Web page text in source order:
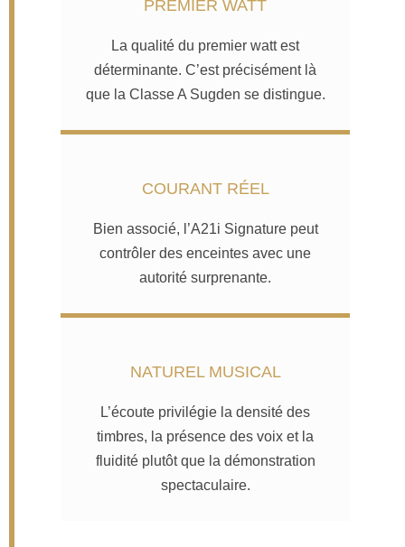
PREMIER WATT
La qualité du premier watt est
déterminante. C’est précisément là
que la Classe A Sugden se distingue.
COURANT RÉEL
Bien associé, l’A21i Signature peut
contrôler des enceintes avec une
autorité surprenante.
NATUREL MUSICAL
L’écoute privilégie la densité des
timbres, la présence des voix et la
fluidité plutôt que la démonstration
spectaculaire.